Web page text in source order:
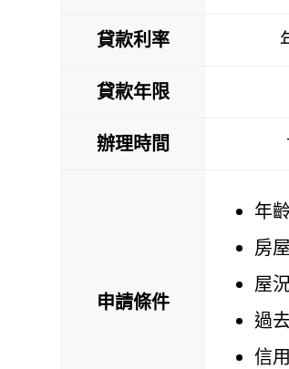
貸款利率
貸款年限
辦理時間
申請條件
年
房
屋
過
信